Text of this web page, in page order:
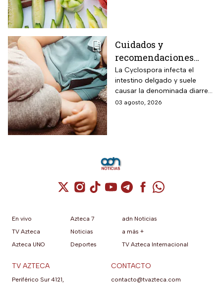
Cuidados y
recomendaciones
para niños ante los
riesgos por cyclospora
La Cyclospora infecta el
intestino delgado y suele
causar la denominada diarrea
explosiva, de acuerdo con
03 agosto, 2026
Cuenta de X / Twitter (se abre en una
Cuenta de Instagram (se abre en una
Cuenta de TikTok (se abre en
Cuenta de YouTube (se abre
Cuenta de Telegram (se
Cuenta de
Cuenta de
En vivo
TV Azteca
Azteca UNO
Azteca 7
Noticias
Deportes
adn Noticias
a más +
TV Azteca Internacional
TV AZTECA
Periférico Sur 4121,
CONTACTO
contacto@tvazteca.com